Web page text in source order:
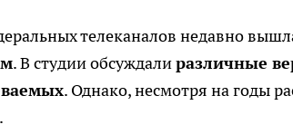
телеканалов недавно
. В студии обсуждалиразличные
. Однако, несмотря на годы
.